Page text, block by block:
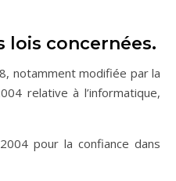
lois concernées.
notamment modifiée par la
relative à l’informatique,
pour la confiance dans